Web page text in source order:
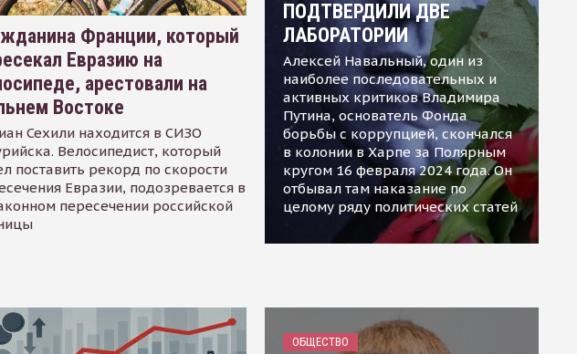
Франции, который
Евразию на
арестовали на
Востоке
Сехили находится в СИЗО
Велосипедист, который
поставить рекорд по скорости
Евразии, подозревается в
пересечении российской
ПОДТВЕРДИЛИ ДВЕ
ЛАБОРАТОРИИ
Алексей Навальный, один из
наиболее последовательных и
активных критиков Владимира
Путина, основатель Фонда
борьбы с коррупцией, скончался
в колонии в Харпе за Полярным
кругом 16 февраля 2024 года. Он
отбывал там наказание по
целому ряду политических статей
ОБЩЕСТВО